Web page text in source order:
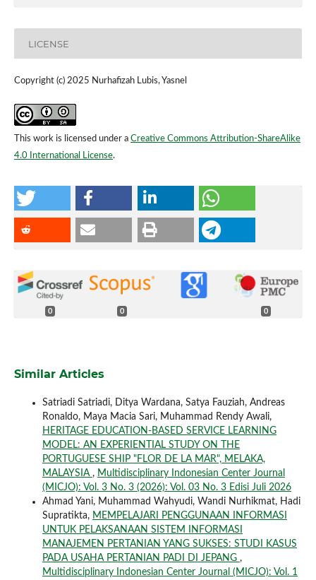
LICENSE
Copyright (c) 2025 Nurhafizah Lubis, Yasnel
This work is licensed under a Creative Commons Attribution-ShareAlike
4.0 International License.
0 0 0
Similar Articles
Satriadi Satriadi, Ditya Wardana, Satya Fauziah, Andreas
Ronaldo, Maya Macia Sari, Muhammad Rendy Awali,
HERITAGE EDUCATION-BASED SERVICE LEARNING
MODEL: AN EXPERIENTIAL STUDY ON THE
PORTUGUESE SHIP "FLOR DE LA MAR", MELAKA,
MALAYSIA , Multidisciplinary Indonesian Center Journal
(MICJO): Vol. 3 No. 3 (2026): Vol. 03 No. 3 Edisi Juli 2026
Ahmad Yani, Muhammad Wahyudi, Wandi Nurhikmat, Hadi
Supratikta, MEMPELAJARI PENGGUNAAN INFORMASI
UNTUK PELAKSANAAN SISTEM INFORMASI
MANAJEMEN PERTANIAN YANG SUKSES: STUDI KASUS
PADA USAHA PERTANIAN PADI DI JEPANG ,
Multidisciplinary Indonesian Center Journal (MICJO): Vol. 1